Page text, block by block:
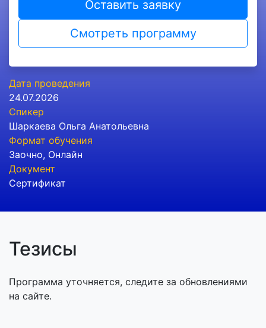
Оставить заявку
Смотреть программу
Дата проведения
24.07.2026
Спикер
Шаркаева Ольга Анатольевна
Формат обучения
Заочно, Онлайн
Документ
Сертификат
Тезисы
Программа уточняется, следите за обновлениями
на сайте.